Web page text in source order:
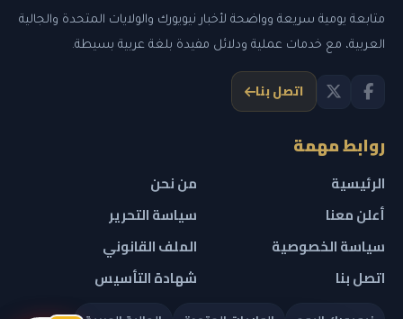
متابعة يومية سريعة وواضحة لأخبار نيويورك والولايات المتحدة والجالية
العربية، مع خدمات عملية ودلائل مفيدة بلغة عربية بسيطة.
اتصل بنا
روابط مهمة
الرئيسية
من نحن
أعلن معنا
سياسة التحرير
سياسة الخصوصية
الملف القانوني
اتصل بنا
شهادة التأسيس